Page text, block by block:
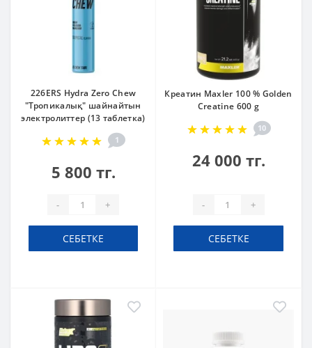
226ERS Hydra Zero Chew
"Тропикалық" шайнайтын
электролиттер (13 таблетка)
1
5 800 тг.
- +
СЕБЕТКЕ
Креатин Maxler 100 % Golden
Creatine 600 g
10
24 000 тг.
- +
СЕБЕТКЕ